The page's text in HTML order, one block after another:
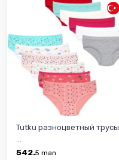
Tutku разноцветный трусы
542.5 man